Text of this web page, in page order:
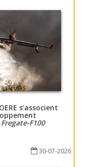
s’associent
Fregate-F100
30-07-2026